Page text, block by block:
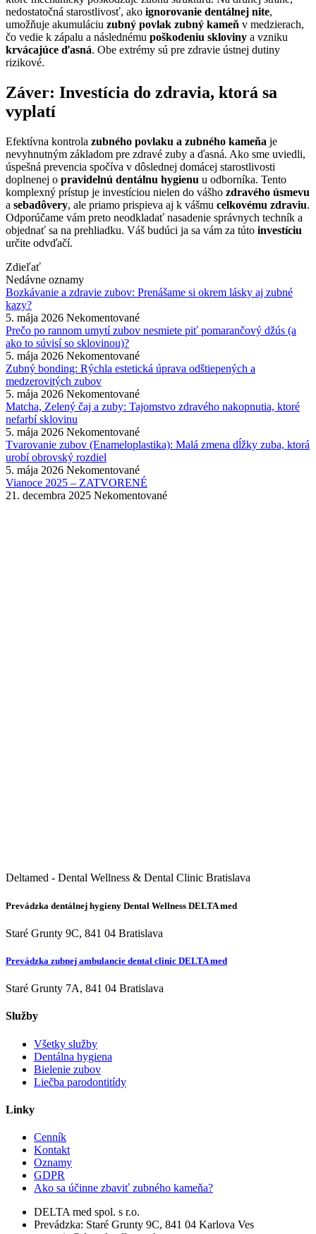
nedostatočná starostlivosť, ako ignorovanie dentálnej nite,
umožňuje akumuláciu zubný povlak zubný kameň v medzierach,
čo vedie k zápalu a následnému poškodeniu skloviny a vzniku
krvácajúce ďasná. Obe extrémy sú pre zdravie ústnej dutiny
rizikové.
Záver: Investícia do zdravia, ktorá sa
vyplatí
Efektívna kontrola zubného povlaku a zubného kameňa je
nevyhnutným základom pre zdravé zuby a ďasná. Ako sme uviedli,
úspešná prevencia spočíva v dôslednej domácej starostlivosti
doplnenej o pravidelnú dentálnu hygienu u odborníka. Tento
komplexný prístup je investíciou nielen do vášho zdravého úsmevu
a sebadôvery, ale priamo prispieva aj k vášmu celkovému zdraviu.
Odporúčame vám preto neodkladať nasadenie správnych techník a
objednať sa na prehliadku. Váš budúci ja sa vám za túto investíciu
určite odvďačí.
Zdieľať
Nedávne oznamy
Bozkávanie a zdravie zubov: Prenášame si okrem lásky aj zubné
kazy?
5. mája 2026 Nekomentované
Prečo po rannom umytí zubov nesmiete piť pomarančový džús (a
ako to súvisí so sklovinou)?
5. mája 2026 Nekomentované
Zubný bonding: Rýchla estetická úprava odštiepených a
medzerovitých zubov
5. mája 2026 Nekomentované
Matcha, Zelený čaj a zuby: Tajomstvo zdravého nakopnutia, ktoré
nefarbí sklovinu
5. mája 2026 Nekomentované
Tvarovanie zubov (Enameloplastika): Malá zmena dĺžky zuba, ktorá
urobí obrovský rozdiel
5. mája 2026 Nekomentované
Vianoce 2025 – ZATVORENÉ
21. decembra 2025 Nekomentované
Deltamed - Dental Wellness & Dental Clinic Bratislava
Prevádzka dentálnej hygieny Dental Wellness DELTA med
Staré Grunty 9C, 841 04 Bratislava
Prevádzka zubnej ambulancie dental clinic DELTA med
Staré Grunty 7A, 841 04 Bratislava
Služby
Všetky služby
Dentálna hygiena
Bielenie zubov
Liečba parodontitídy
Linky
Cenník
Kontakt
Oznamy
GDPR
Ako sa účinne zbaviť zubného kameňa?
DELTA med spol. s r.o.
Prevádzka: Staré Grunty 9C, 841 04 Karlova Ves